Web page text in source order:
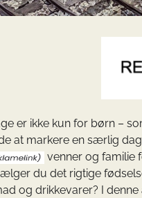
er ikke kun for børn –
at markere en særlig
venner og familie
du det rigtige
og drikkevarer? I